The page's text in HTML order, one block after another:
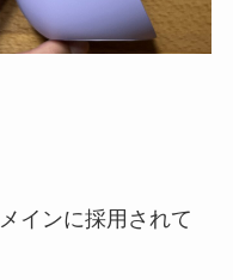
インに採用されて